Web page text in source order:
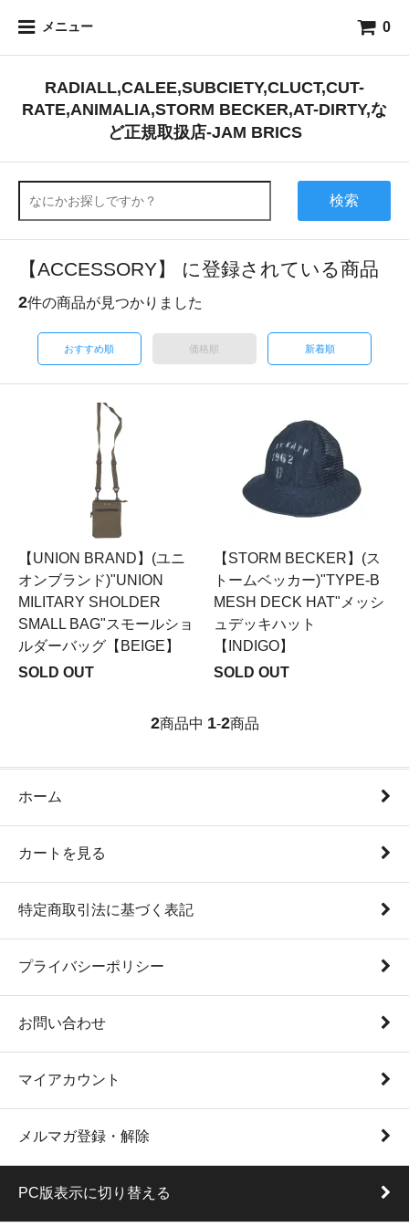
メニュー 0
RADIALL,CALEE,SUBCIETY,CLUCT,CUT-
RATE,ANIMALIA,STORM BECKER,AT-DIRTY,な
ど正規取扱店-JAM BRICS
検索
【ACCESSORY】 に登録されている商品
2件の商品が見つかりました
おすすめ順 価格順 新着順
【UNION BRAND】(ユニ
オンブランド)"UNION
MILITARY SHOLDER
SMALL BAG"スモールショ
ルダーバッグ【BEIGE】
SOLD OUT
【STORM BECKER】(ス
トームベッカー)"TYPE-B
MESH DECK HAT"メッシ
ュデッキハット
【INDIGO】
SOLD OUT
2商品中 1-2商品
ホーム
カートを見る
特定商取引法に基づく表記
プライバシーポリシー
お問い合わせ
マイアカウント
メルマガ登録・解除
PC版表示に切り替える